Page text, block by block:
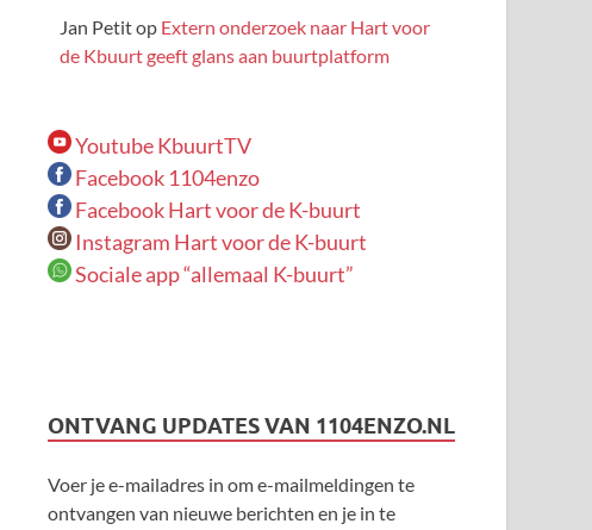
Jan Petitop Extern onderzoek naar Hart voor
de Kbuurt geeft glans aan buurtplatform
Youtube KbuurtTV
Facebook 1104enzo
Facebook Hart voor de K-buurt
Instagram Hart voor de K-buurt
Sociale app “allemaal K-buurt”
ONTVANG UPDATES VAN 1104ENZO.NL
Voer je e-mailadres in om e-mailmeldingen te
ontvangen van nieuwe berichten en je in te